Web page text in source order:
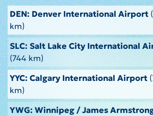
DEN: Denver International Airport
km)
SLC: Salt Lake City International
(744 km)
YYC: Calgary International Airport
km)
YWG: Winnipeg / James